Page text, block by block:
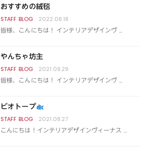
おすすめの絨毯
2022.08.18
皆様、こんにちは！ インテリアデザインヴ …
やんちゃ坊主
2021.09.29
皆様、こんにちは！ インテリアデザインヴ …
ビオトープ
2021.08.27
こんにちは！インテリアデザインヴィーナス …